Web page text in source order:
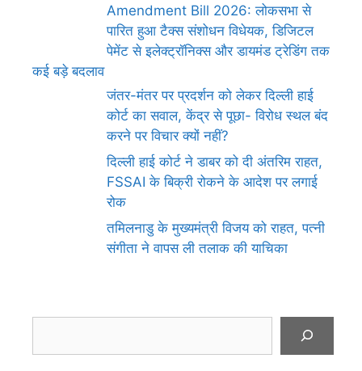
Amendment Bill 2026: लोकसभा से
पारित हुआ टैक्स संशोधन विधेयक, डिजिटल
पेमेंट से इलेक्ट्रॉनिक्स और डायमंड ट्रेडिंग तक
कई बड़े बदलाव
जंतर-मंतर पर प्रदर्शन को लेकर दिल्ली हाई
कोर्ट का सवाल, केंद्र से पूछा- विरोध स्थल बंद
करने पर विचार क्यों नहीं?
दिल्ली हाई कोर्ट ने डाबर को दी अंतरिम राहत,
FSSAI के बिक्री रोकने के आदेश पर लगाई
रोक
तमिलनाडु के मुख्यमंत्री विजय को राहत, पत्नी
संगीता ने वापस ली तलाक की याचिका